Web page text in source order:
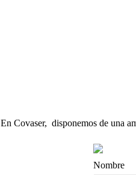
En Covaser, disponemos de una
Nombre